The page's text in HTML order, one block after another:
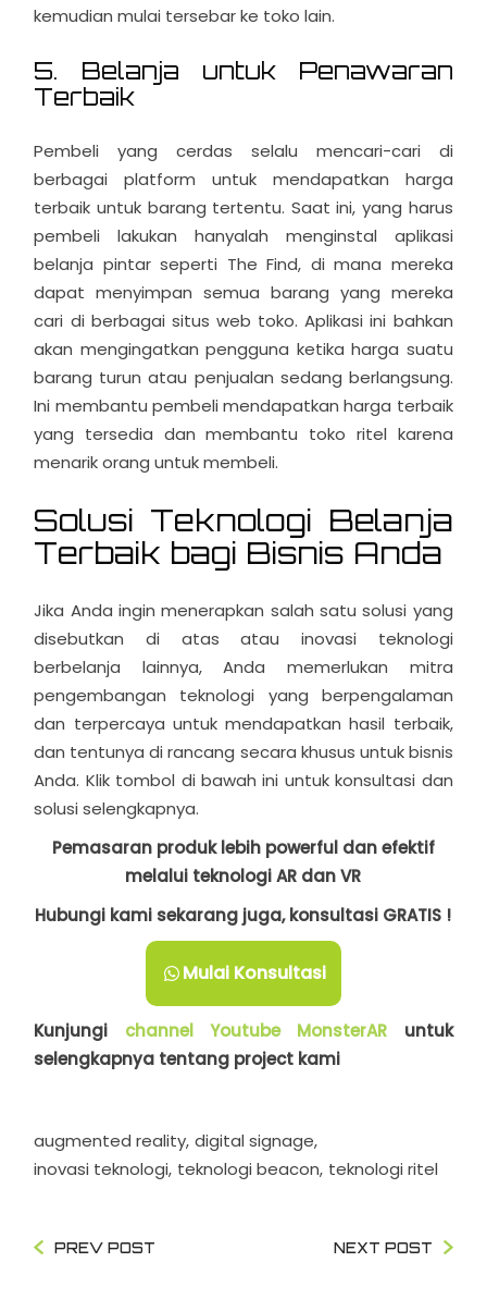
kemudian mulai tersebar ke toko lain.
5. Belanja untuk Penawaran
Terbaik
Pembeli yang cerdas selalu mencari-cari di
berbagai platform untuk mendapatkan harga
terbaik untuk barang tertentu. Saat ini, yang harus
pembeli lakukan hanyalah menginstal aplikasi
belanja pintar seperti The Find, di mana mereka
dapat menyimpan semua barang yang mereka
cari di berbagai situs web toko. Aplikasi ini bahkan
akan mengingatkan pengguna ketika harga suatu
barang turun atau penjualan sedang berlangsung.
Ini membantu pembeli mendapatkan harga terbaik
yang tersedia dan membantu toko ritel karena
menarik orang untuk membeli.
Solusi Teknologi Belanja
Terbaik bagi Bisnis Anda
Jika Anda ingin menerapkan salah satu solusi yang
disebutkan di atas atau inovasi teknologi
berbelanja lainnya, Anda memerlukan mitra
pengembangan teknologi yang berpengalaman
dan terpercaya untuk mendapatkan hasil terbaik,
dan tentunya di rancang secara khusus untuk bisnis
Anda. Klik tombol di bawah ini untuk konsultasi dan
solusi selengkapnya.
Pemasaran produk lebih powerful dan efektif
melalui teknologi AR dan VR
Hubungi kami sekarang juga, konsultasi GRATIS !
Mulai Konsultasi
Kunjungi channel Youtube MonsterAR untuk
selengkapnya tentang project kami
augmented reality digital signage
inovasi teknologi teknologi beacon teknologi ritel
PREV POST NEXT POST